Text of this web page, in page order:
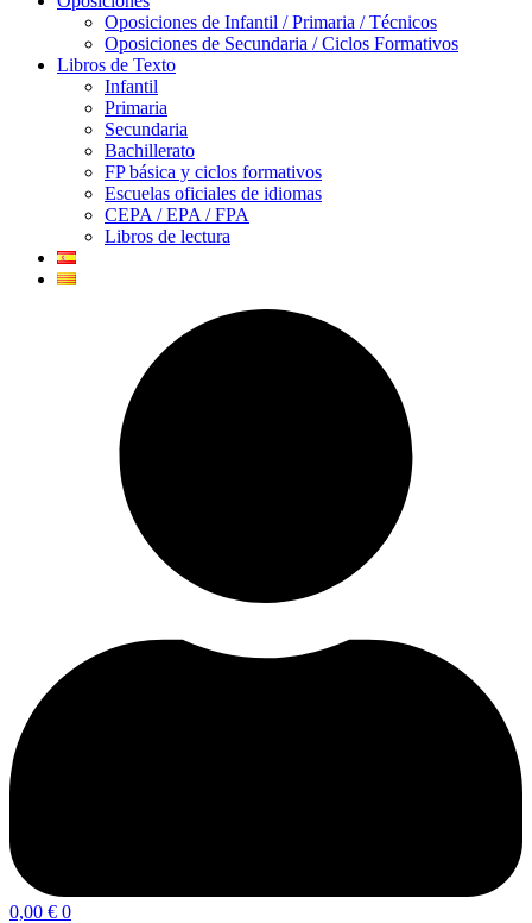
Oposiciones de Infantil / Primaria / Técnicos
Oposiciones de Secundaria / Ciclos Formativos
Libros de Texto
Infantil
Primaria
Secundaria
Bachillerato
FP básica y ciclos formativos
Escuelas oficiales de idiomas
CEPA / EPA / FPA
Libros de lectura
0,00 € 0